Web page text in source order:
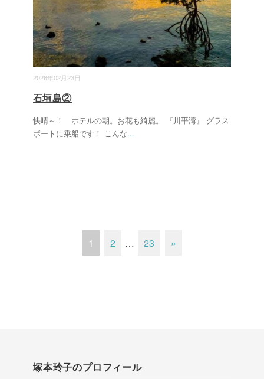
2026年02月23日
石垣島②
快晴～！ ホテルの朝。お花も綺麗。 『川平湾』 グラス
ボートに乗船です！ こんな...
1 2 … 23 »
塚本玲子のプロフィール